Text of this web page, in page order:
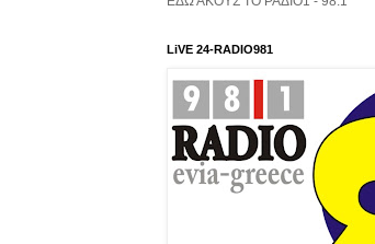
LiVE 24-RADIO981